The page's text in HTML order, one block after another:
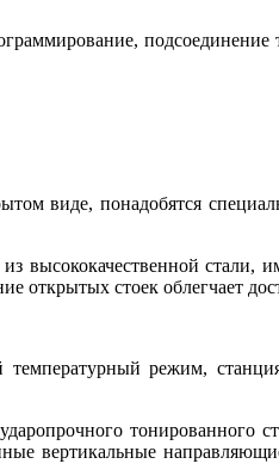
виде, понадобятся
стали,
открытых стоек облегчает
режим,
тонированного
вертикальные